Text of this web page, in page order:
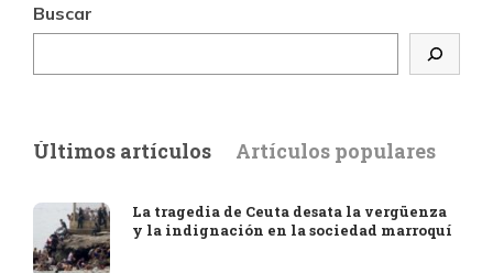
Buscar
Últimos artículos Artículos populares
La tragedia de Ceuta desata la vergüenza
y la indignación en la sociedad marroquí